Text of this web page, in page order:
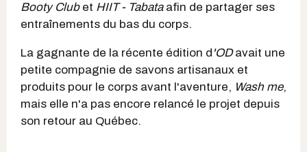
Booty Clubet HIIT - Tabataafin de partager ses
entraînements du bas du corps.
La gagnante de la récente édition d 'ODavait une
petite compagnie de savons artisanaux et
produits pour le corps avant l'aventure, Wash me,
mais elle n'a pas encore relancé le projet depuis
son retour au Québec.